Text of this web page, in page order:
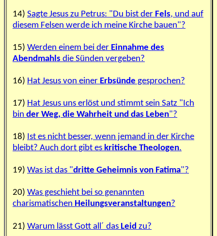
14) Sagte Jesus zu Petrus: "Du bist der Fels, und auf
diesem Felsen werde ich meine Kirche bauen"?
15) Werden einem bei der Einnahme des
Abendmahls die Sünden vergeben?
16) Hat Jesus von einer Erbsünde gesprochen?
17) Hat Jesus uns erlöst und stimmt sein Satz "Ich
bin der Weg, die Wahrheit und das Leben"?
18) Ist es nicht besser, wenn jemand in der Kirche
bleibt? Auch dort gibt es kritische Theologen.
19) Was ist das "dritte Geheimnis von Fatima"?
20) Was geschieht bei so genannten
charismatischen Heilungsveranstaltungen?
21) Warum lässt Gott all´ das Leid zu?